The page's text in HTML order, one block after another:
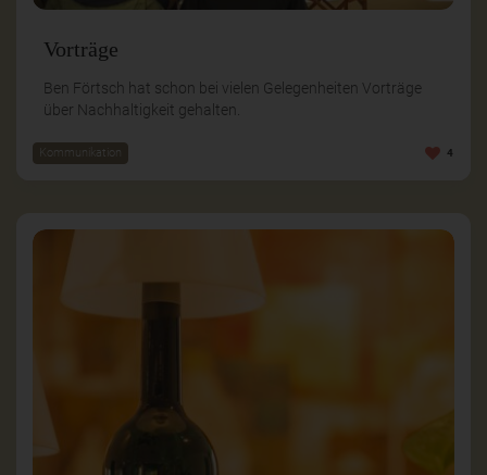
Vorträge
Ben Förtsch hat schon bei vielen Gelegenheiten Vorträge
über Nachhaltigkeit gehalten.
Kommunikation 4